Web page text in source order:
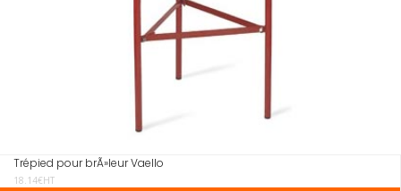
Trépied pour brÃ»leur Vaello
18.14€HT